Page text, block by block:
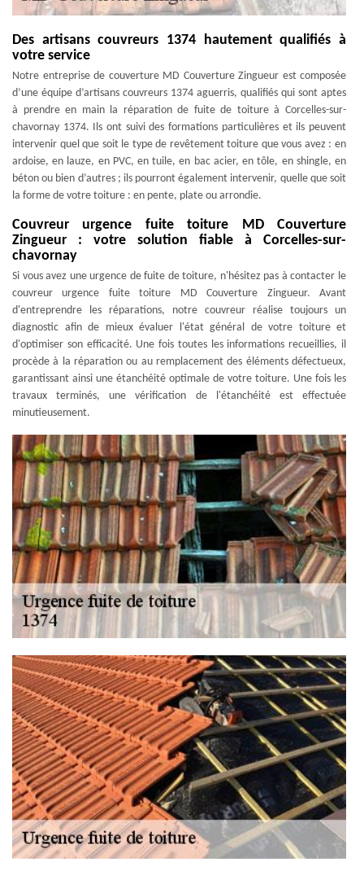
Des artisans couvreurs 1374 hautement qualifiés à
votre service
Notre entreprise de couverture MD Couverture Zingueur est composée
d’une équipe d’artisans couvreurs 1374 aguerris, qualifiés qui sont aptes
à prendre en main la réparation de fuite de toiture à Corcelles-sur-
chavornay 1374. Ils ont suivi des formations particulières et ils peuvent
intervenir quel que soit le type de revêtement toiture que vous avez : en
ardoise, en lauze, en PVC, en tuile, en bac acier, en tôle, en shingle, en
béton ou bien d’autres ; ils pourront également intervenir, quelle que soit
la forme de votre toiture : en pente, plate ou arrondie.
Couvreur urgence fuite toiture MD Couverture
Zingueur : votre solution fiable à Corcelles-sur-
chavornay
Si vous avez une urgence de fuite de toiture, n'hésitez pas à contacter le
couvreur urgence fuite toiture MD Couverture Zingueur. Avant
d'entreprendre les réparations, notre couvreur réalise toujours un
diagnostic afin de mieux évaluer l'état général de votre toiture et
d'optimiser son efficacité. Une fois toutes les informations recueillies, il
procède à la réparation ou au remplacement des éléments défectueux,
garantissant ainsi une étanchéité optimale de votre toiture. Une fois les
travaux terminés, une vérification de l'étanchéité est effectuée
minutieusement.